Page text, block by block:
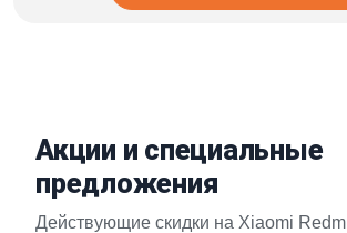
Акции и специальные
предложения
Действующие скидки на Xiaomi